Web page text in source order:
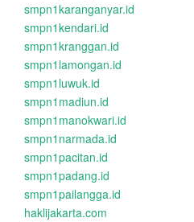
smpn1karanganyar.id
smpn1kendari.id
smpn1kranggan.id
smpn1lamongan.id
smpn1luwuk.id
smpn1madiun.id
smpn1manokwari.id
smpn1narmada.id
smpn1pacitan.id
smpn1padang.id
smpn1pailangga.id
haklijakarta.com